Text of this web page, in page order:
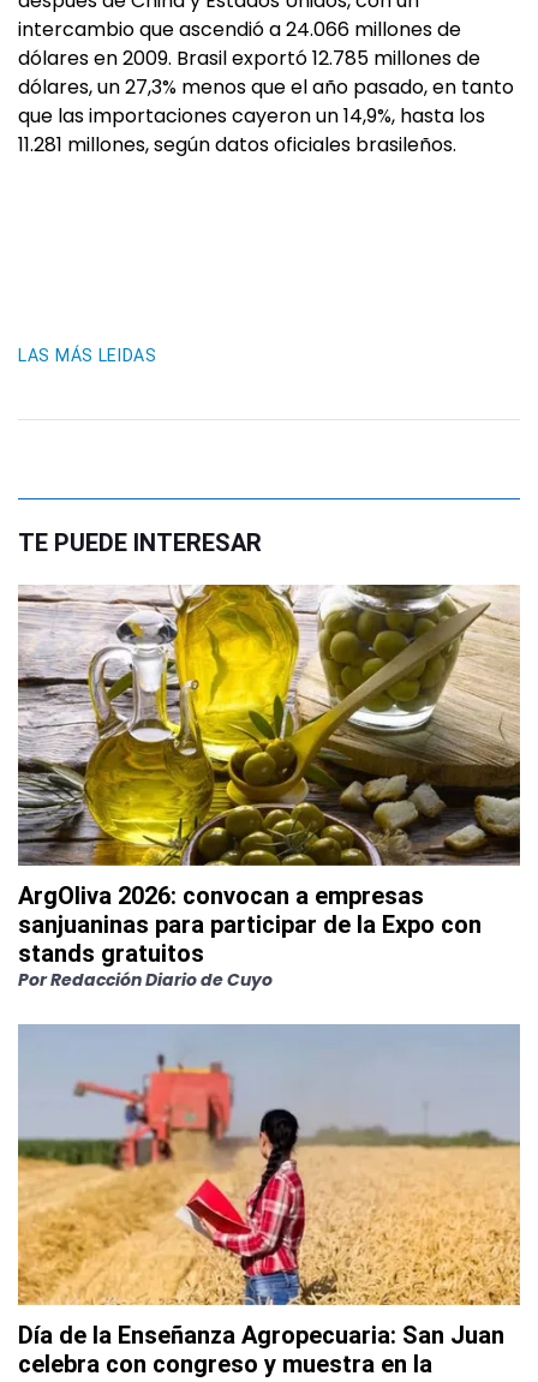
intercambio que ascendió a 24.066 millones de
dólares en 2009. Brasil exportó 12.785 millones de
dólares, un 27,3% menos que el año pasado, en tanto
que las importaciones cayeron un 14,9%, hasta los
11.281 millones, según datos oficiales brasileños.
LAS MÁS LEIDAS
TE PUEDE INTERESAR
ArgOliva 2026: convocan a empresas
sanjuaninas para participar de la Expo con
stands gratuitos
PorRedacción Diario de Cuyo
Día de la Enseñanza Agropecuaria: San Juan
celebra con congreso y muestra en la